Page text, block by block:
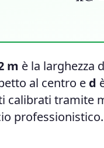
m è la larghezza
al centro e d
calibrati tramite
professionistico.